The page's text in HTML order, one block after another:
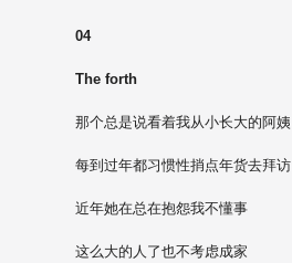
04
The forth
那个总是说看着我从小长大的阿姨
每到过年都习惯性捎点年货去拜访
近年她在总在抱怨我不懂事
这么大的人了也不考虑成家